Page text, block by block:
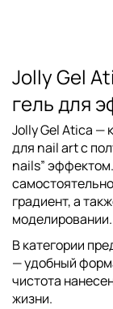
Jolly Gel
гель для
Jolly Gel Atica —
для nail art с
nails”
градиент, а
моделировании.
В категории
— удобный
чистота
жизни.